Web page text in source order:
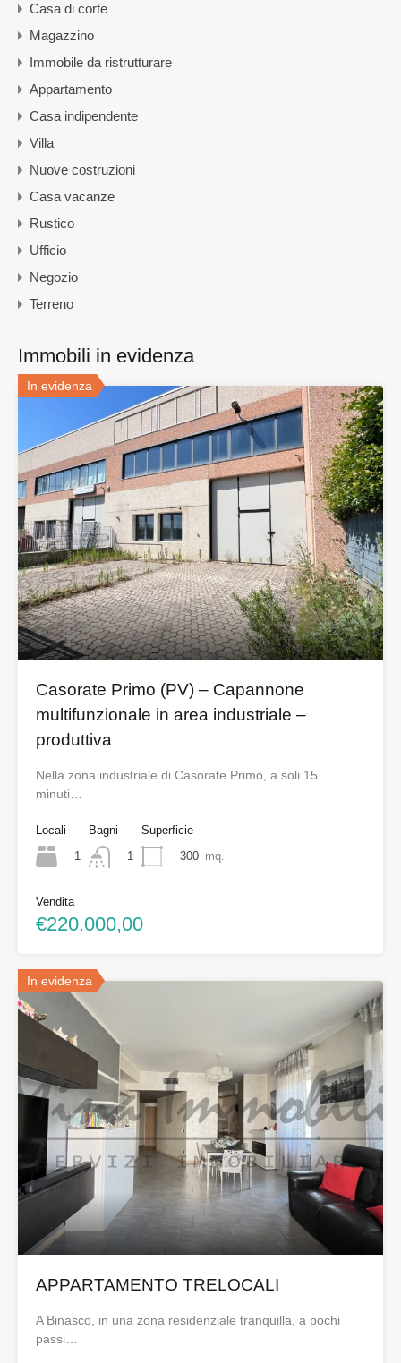
Casa di corte
Magazzino
Immobile da ristrutturare
Appartamento
Casa indipendente
Villa
Nuove costruzioni
Casa vacanze
Rustico
Ufficio
Negozio
Terreno
Immobili in evidenza
In evidenza
Casorate Primo (PV) – Capannone
multifunzionale in area industriale –
produttiva
Nella zona industriale di Casorate Primo, a soli 15
minuti…
Locali
1
Bagni
1
Superficie
300 mq.
Vendita
€220.000,00
In evidenza
APPARTAMENTO TRELOCALI
A Binasco, in una zona residenziale tranquilla, a pochi
passi…